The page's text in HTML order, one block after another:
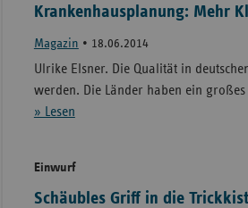
Krankenhausplanung: Mehr
Magazin • 18.06.2014
Ulrike Elsner. Die Qualität in
werden. Die Länder haben ein
» Lesen
Einwurf
Schäubles Griff in die